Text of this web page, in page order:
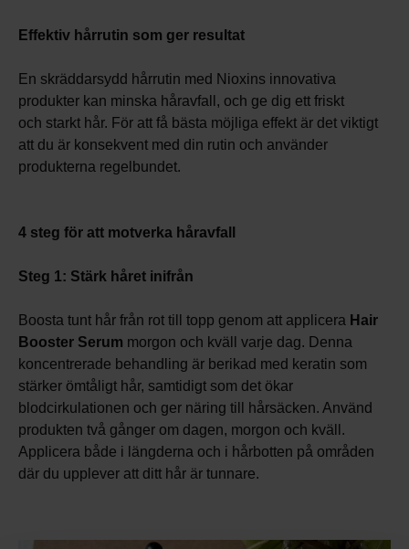
Effektiv hårrutin som ger resultat
En skräddarsydd hårrutin med Nioxins innovativa
produkter kan minska håravfall, och ge dig ett friskt
och starkt hår. För att få bästa möjliga effekt är det viktigt
att du är konsekvent med din rutin och använder
produkterna regelbundet.
4 steg för att motverka håravfall
Steg 1: Stärk håret inifrån
Boosta tunt hår från rot till topp genom att applicera Hair
Booster Serum morgon och kväll varje dag. Denna
koncentrerade behandling är berikad med keratin som
stärker ömtåligt hår, samtidigt som det ökar
blodcirkulationen och ger näring till hårsäcken. Använd
produkten två gånger om dagen, morgon och kväll.
Applicera både i längderna och i hårbotten på områden
där du upplever att ditt hår är tunnare.